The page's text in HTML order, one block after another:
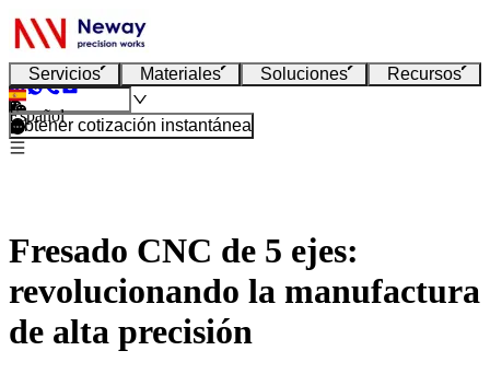
Servicios Materiales Soluciones Recursos
Español
Obtener cotización instantánea
Fresado CNC de 5 ejes:
revolucionando la manufactura
de alta precisión